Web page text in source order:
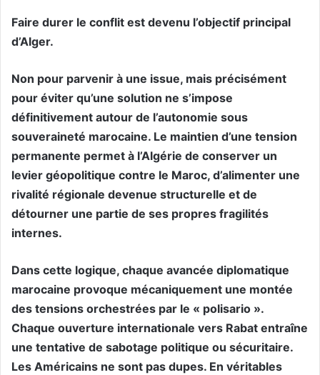
Faire durer le conflit est devenu l’objectif principal
d’Alger.
Non pour parvenir à une issue, mais précisément
pour éviter qu’une solution ne s’impose
définitivement autour de l’autonomie sous
souveraineté marocaine. Le maintien d’une tension
permanente permet à l’Algérie de conserver un
levier géopolitique contre le Maroc, d’alimenter une
rivalité régionale devenue structurelle et de
détourner une partie de ses propres fragilités
internes.
Dans cette logique, chaque avancée diplomatique
marocaine provoque mécaniquement une montée
des tensions orchestrées par le « polisario ».
Chaque ouverture internationale vers Rabat entraîne
une tentative de sabotage politique ou sécuritaire.
Les Américains ne sont pas dupes. En véritables